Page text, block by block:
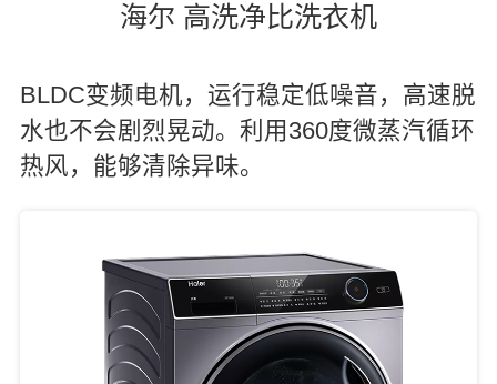
海尔 高洗净比洗衣机
BLDC变频电机，运行稳定低噪音，高速脱
水也不会剧烈晃动。利用360度微蒸汽循环
热风，能够清除异味。